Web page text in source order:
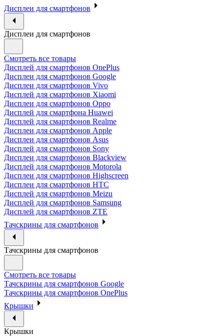
Дисплеи для смартфонов
Дисплеи для смартфонов
Смотреть все товары
Дисплей для смартфонов OnePlus
Дисплеи для смартфонов Google
Дисплеи для смартфонов Vivo
Дисплей для смартфонов Xiaomi
Дисплеи для смартфонов Oppo
Дисплей для смартфона Huawei
Дисплей для смартфонов Realme
Дисплеи для смартфонов Apple
Дисплеи для смартфонов Asus
Дисплей для смартфонов Sony
Дисплеи для смартфонов Blackview
Дисплей для смартфонов Motorola
Дисплеи для смартфонов Highscreen
Дисплеи для смартфонов HTC
Дисплей для смартфонов Meizu
Дисплей для смартфонов Samsung
Дисплей для смартфонов ZTE
Тачскрины для смартфонов
Тачскрины для смартфонов
Смотреть все товары
Тачскрины для смартфонов Google
Тачскрины для смартфонов OnePlus
Крышки
Крышки